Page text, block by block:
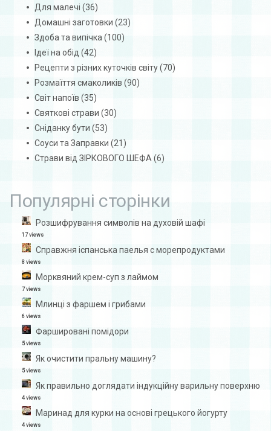
Для малечі (36)
Домашні заготовки (23)
Здоба та випічка (100)
Ідеї на обід (42)
Рецепти з різних куточків світу(70)
Розмаїття смаколиків (90)
Світ напоїв (35)
Святкові страви (30)
Сніданку бути (53)
Соуси та Заправки (21)
Страви від ЗІРКОВОГО ШЕФА (6)
Популярні сторінки
Розшифрування символів на духовій шафі
17 views
Справжня іспанська паелья с морепродуктами
8 views
Морквяний крем-суп з лаймом
7 views
Млинці з фаршем і грибами
6 views
Фаршировані помідори
5 views
Як очистити пральну машину?
5 views
Як правильно доглядати індукційну варильну поверхню
4 views
Маринад для курки на основі грецького йогурту
4 views